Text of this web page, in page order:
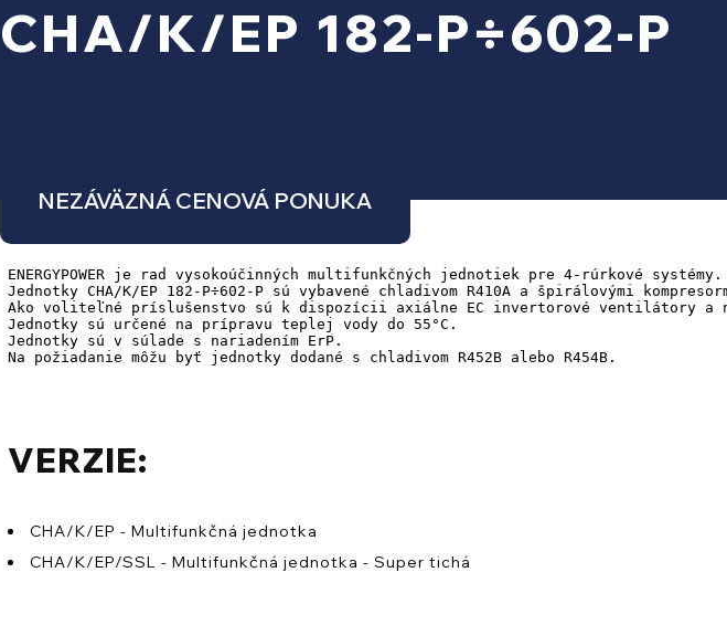
CHA/K/EP 182-P÷602-P
NEZÁVÄZNÁ CENOVÁ PONUKA
ENERGYPOWER je rad vysokoúčinných multifunkčných jednotiek pre 4-rúrkové systémy.
Jednotky CHA/K/EP 182-P÷602-P sú vybavené chladivom R410A a špirálovými
Ako voliteľné príslušenstvo sú k dispozícii axiálne EC invertorové ventilátory a
Jednotky sú určené na prípravu teplej vody do 55°C.
Jednotky sú v súlade s nariadením ErP.
Na požiadanie môžu byť jednotky dodané s chladivom R452B alebo R454B.
VERZIE:
CHA/K/EP - Multifunkčná jednotka
CHA/K/EP/SSL - Multifunkčná jednotka - Super tichá